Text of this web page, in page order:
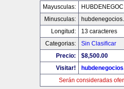
Mayusculas:
Minusculas:
Longitud:
13 caracteres
Categorias:
Sin Clasificar
Precio:
$8,500.00
Visitar!
Serán consideradas